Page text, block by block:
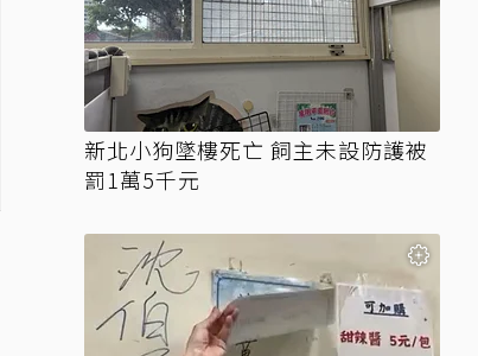
新北小狗墜樓死亡 飼主未設防護被
罰1萬5千元